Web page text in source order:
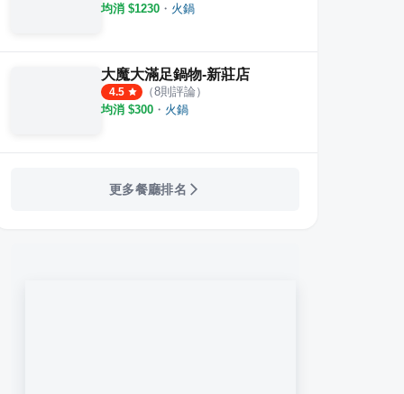
均消 $1230 ・ 火鍋
大魔大滿足鍋物-新莊店
4.5 （8則評論）
均消 $300 ・ 火鍋
更多餐廳排名